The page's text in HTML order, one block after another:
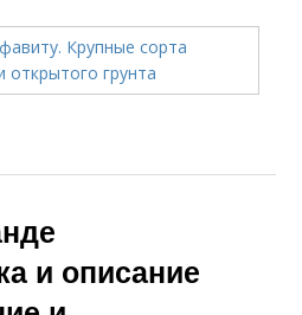
и описание